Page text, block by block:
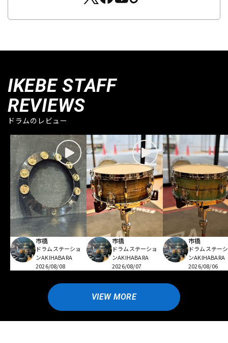
IKEBE STAFF
REVIEWS
ドラムのレビュー
市橋
ドラムステーショ
ンAKIHABARA
2026/08/08
市橋
ドラムステーショ
ンAKIHABARA
2026/08/07
市橋
ドラムステー
ンAKIHABARA
2026/08/06
VIEW MORE